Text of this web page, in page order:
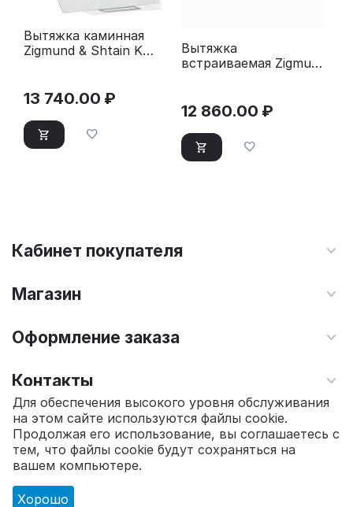
9 830.00 ₽
Вытяжка каминная
Zigmund & Shtain K
13 740.00 ₽
Вытяжка
встраиваемая Zigmund
12 860.00 ₽
Кабинет покупателя
Магазин
Оформление заказа
Контакты
© 2010 - 2026 Интернет магазин TOPSTO.
Для обеспечения высокого уровня обслуживания
на этом сайте используются файлы cookie.
Продолжая его использование, вы соглашаетесь с
тем, что файлы cookie будут сохраняться на
вашем компьютере.
Хорошо